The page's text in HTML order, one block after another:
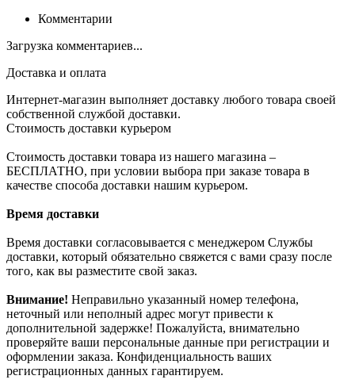
Комментарии
Загрузка комментариев...
Доставка и оплата
Интернет-магазин выполняет доставку любого товара своей
собственной службой доставки.
Стоимость доставки курьером
Стоимость доставки товара из нашего магазина –
БЕСПЛАТНО, при условии выбора при заказе товара в
качестве способа доставки нашим курьером.
Время доставки
Время доставки согласовывается с менеджером Службы
доставки, который обязательно свяжется с вами сразу после
того, как вы разместите свой заказ.
Внимание! Неправильно указанный номер телефона,
неточный или неполный адрес могут привести к
дополнительной задержке! Пожалуйста, внимательно
проверяйте ваши персональные данные при регистрации и
оформлении заказа. Конфиденциальность ваших
регистрационных данных гарантируем.